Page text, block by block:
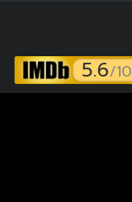
5.6/10